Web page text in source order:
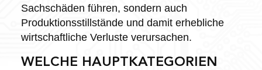
Sachschäden führen, sondern auch
Produktionsstillstände und damit erhebliche
wirtschaftliche Verluste verursachen.
WELCHE HAUPTKATEGORIEN